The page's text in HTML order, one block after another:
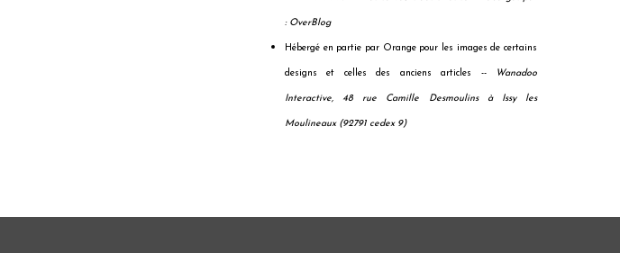
: OverBlog
Hébergé en partie par Orange pour les images de certains
designs et celles des anciens articles -- Wanadoo
Interactive, 48 rue Camille Desmoulins à Issy les
Moulineaux (92791 cedex 9)